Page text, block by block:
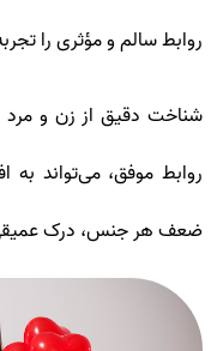
روابط سالم و مؤثری را
شناخت دقیق از زن و مرد
روابط موفق، می‌تواند به
ضعف هر جنس، درک عمیقی